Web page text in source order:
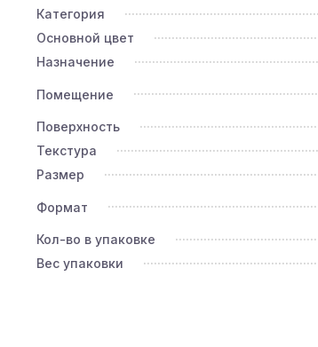
Категория
Основной цвет
Назначение
Помещение
Поверхность
Текстура
Размер
Формат
Кол-во в упаковке
Вес упаковки